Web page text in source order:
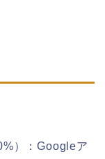
）：Googleア